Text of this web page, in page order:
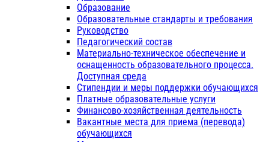
Образование
Образовательные стандарты и требования
Руководство
Педагогический состав
Материально-техническое обеспечение и
оснащенность образовательного процесса.
Доступная среда
Стипендии и меры поддержки обучающихся
Платные образовательные услуги
Финансово-хозяйственная деятельность
Вакантные места для приема (перевода)
обучающихся